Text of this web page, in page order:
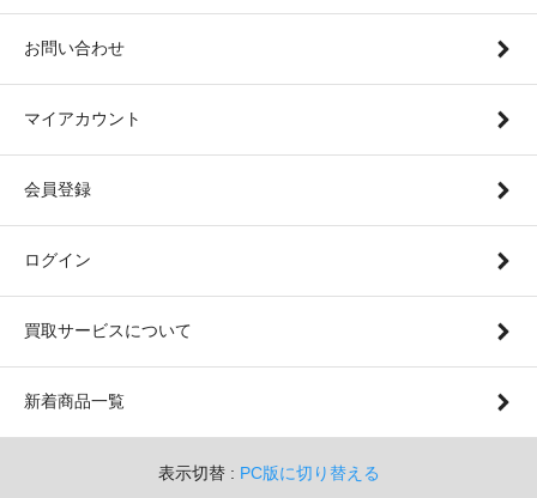
お問い合わせ
マイアカウント
会員登録
ログイン
買取サービスについて
新着商品一覧
表示切替 : PC版に切り替える